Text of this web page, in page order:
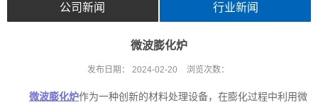
公司新闻 行业新闻
微波膨化炉
发布日期： 2024-02-20 浏览次数：
微波膨化炉作为一种创新的材料处理设备，在膨化过程中利用微